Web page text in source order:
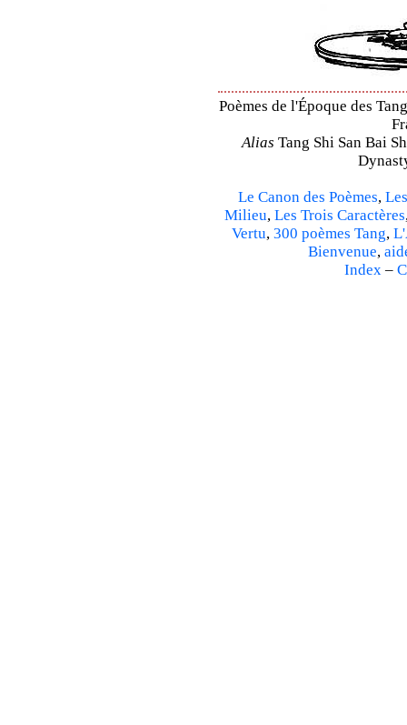
Poèmes de l'Époque des
Alias Tang Shi San Bai
Le Canon des Poèmes,
Milieu, Les Trois Caractères
Vertu, 300 poèmes Tang,
Bienvenue,
Index–